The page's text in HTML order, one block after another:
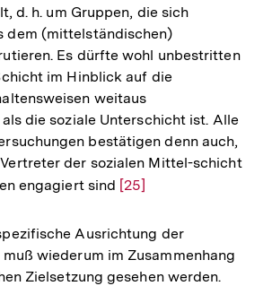
d. h. um Gruppen, die sich
dem (mittelständischen)
Es dürfte wohl unbestritten
im Hinblick auf die
weitaus
die soziale Unterschicht ist. Alle
bestätigen denn auch,
der sozialen Mittel-schicht
engagiert sind Zur
der
Fußnote
[25]
Ausrichtung der
wiederum im Zusammenhang
Zielsetzung gesehen werden.